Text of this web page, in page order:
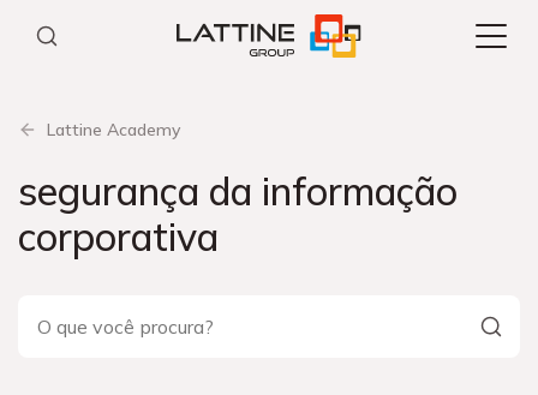
Lattine Academy
segurança da informação
corporativa